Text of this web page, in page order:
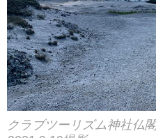
クラブツーリズム神社仏